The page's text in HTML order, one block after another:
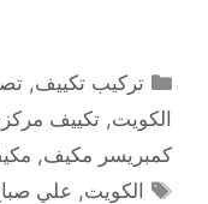
التصنيفات
تركيب تكييف,
الكويت, تكييف
كمبريسر مكيف,
الوسوم
الكويت, علي